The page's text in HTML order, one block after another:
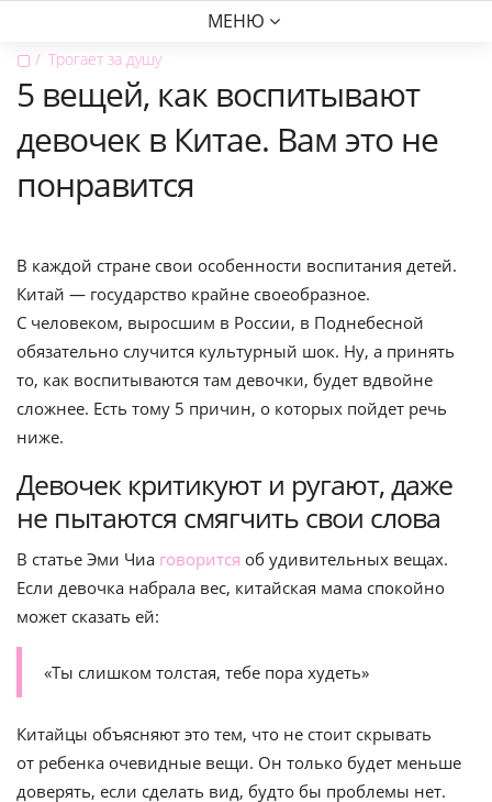
МЕНЮ
▢ Трогает за душу
5 вещей, как воспитывают
девочек в Китае. Вам это не
понравится
В каждой стране свои особенности воспитания детей.
Китай — государство крайне своеобразное.
С человеком, выросшим в России, в Поднебесной
обязательно случится культурный шок. Ну, а принять
то, как воспитываются там девочки, будет вдвойне
сложнее. Есть тому 5 причин, о которых пойдет речь
ниже.
Девочек критикуют и ругают, даже
не пытаются смягчить свои слова
В статье Эми Чиа говорится об удивительных вещах.
Если девочка набрала вес, китайская мама спокойно
может сказать ей:
«Ты слишком толстая, тебе пора худеть»
Китайцы объясняют это тем, что не стоит скрывать
от ребенка очевидные вещи. Он только будет меньше
доверять, если сделать вид, будто бы проблемы нет.